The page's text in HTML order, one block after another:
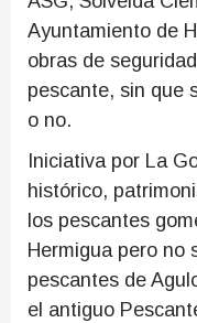
Ayuntamiento de
obras de
pescante, sin que
o no.
Iniciativa por La
histórico,
los pescantes
Hermigua pero no
pescantes de
el antiguo